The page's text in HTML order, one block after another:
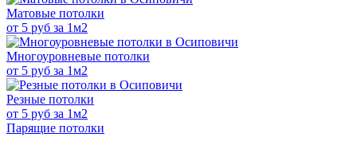
Матовые потолки
от 5 руб за 1м2
Многоуровневые потолки
от 5 руб за 1м2
Резные потолки
от 5 руб за 1м2
Парящие потолки